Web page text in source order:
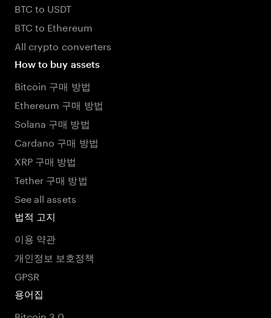
BTC to USDT
BTC to Ethereum
All crypto converters
How to buy assets
Bitcoin 구매 방법
Ethereum 구매 방법
Solana 구매 방법
Cardano 구매 방법
XRP 구매 방법
Tether 구매 방법
See all assets
법적 고지
이용 약관
개인정보 보호정책
GPSR
용어집